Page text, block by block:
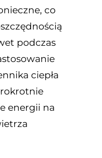
co
podczas
ciepła
energii na